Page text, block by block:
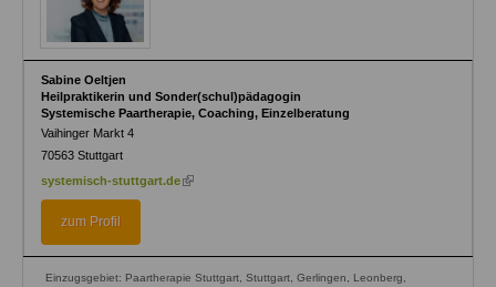
Sabine Oeltjen
Heilpraktikerin und Sonder(schul)pädagogin
Systemische Paartherapie, Coaching, Einzelberatung
Vaihinger Markt 4
70563 Stuttgart
systemisch-stuttgart.de (link
zum Profil
Einzugsgebiet: Paartherapie Stuttgart, Stuttgart, Gerlingen, Leonberg,